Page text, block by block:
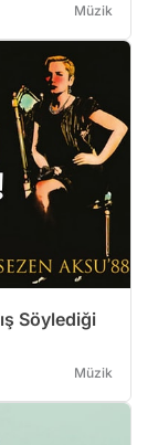
Müzik
Söylediği
Müzik